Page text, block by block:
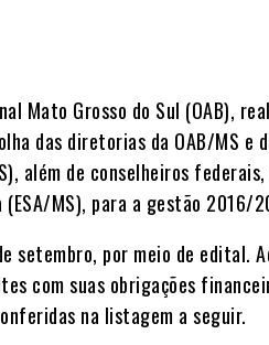
Mato Grosso do Sul (OAB),
das diretorias da OAB/MS e
além de conselheiros
MS), para a gestão 2016/
setembro, por meio de edital.
com suas obrigações
na listagem a seguir.